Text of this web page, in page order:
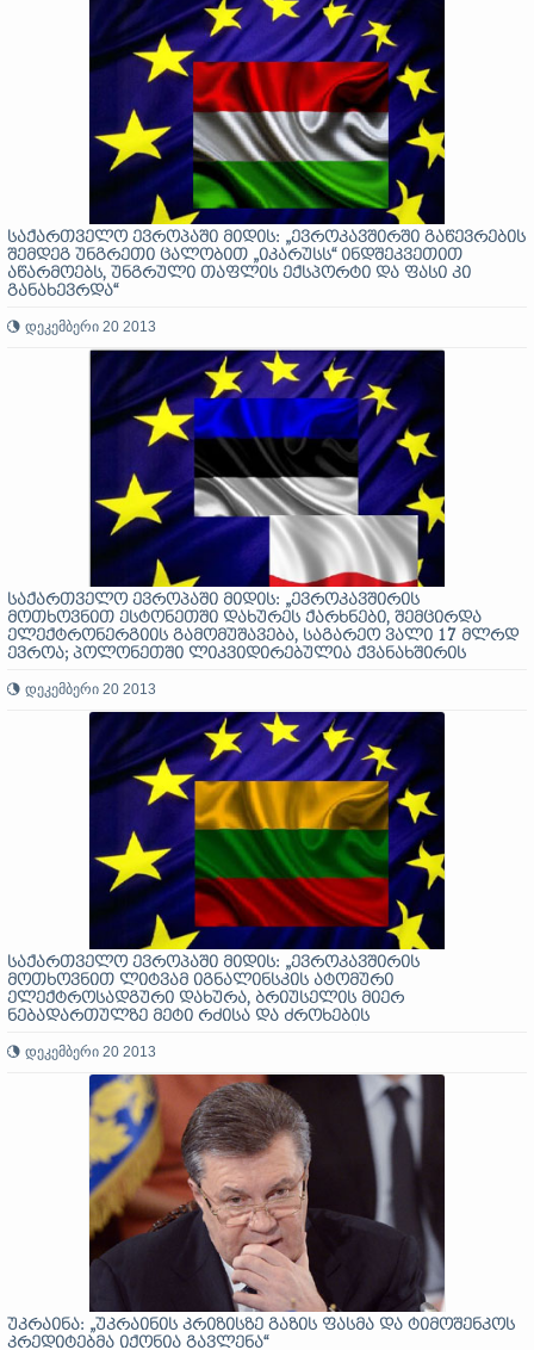
საქართველო ევროპაში მიდის: „ევროკავშირში გაწევრების
შემდეგ უნგრეთი ცალობით „იკარუსს“ ინდშეკვეთით
აწარმოებს, უნგრული თაფლის ექსპორტი და ფასი კი
განახევრდა“
დეკემბერი 20 2013
საქართველო ევროპაში მიდის: „ევროკავშირის
მოთხოვნით ესტონეთში დახურეს ქარხნები, შემცირდა
ელექტრონერგიის გამომუშავება, საგარეო ვალი 17 მლრდ
ევროა; პოლონეთში ლიკვიდირებულია ქვანახშირის
245.5 მლრდ ევროა“
დეკემბერი 20 2013
საქართველო ევროპაში მიდის: „ევროკავშირის
მოთხოვნით ლიტვამ იგნალინსკის ატომური
ელექტროსადგური დახურა, ბრიუსელის მიერ
ნებადართულზე მეტი რძისა და ძროხების
დააჯარიმეს! ლიტვის საგარეო ვალი 3 მლრდ დოლარს
აჭარბებს!
დეკემბერი 20 2013
უკრაინა: „უკრაინის კრიზისზე გაზის ფასმა და ტიმოშენკოს
კრედიტებმა იქონია გავლენა“